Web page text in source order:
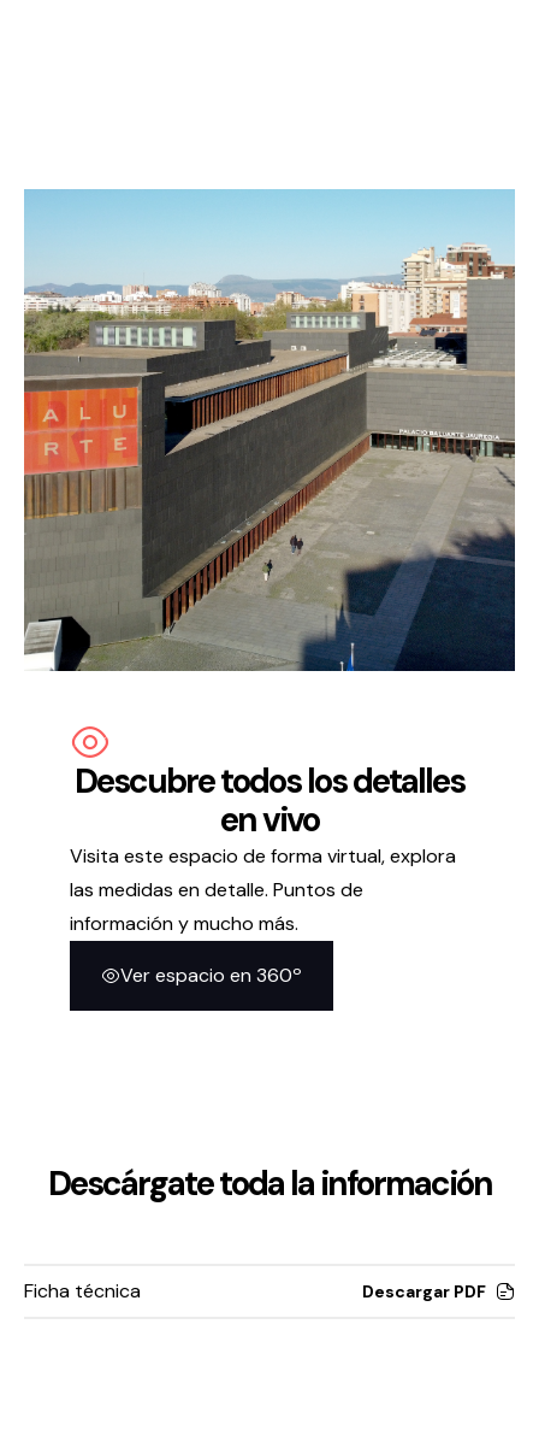
Actualidad
Proyecto Estratégico
Preguntas frecuentes
Política de privacidad y Aviso Legal Cookies
Accesibilidad
Descubre todos los detalles
en vivo
Visita este espacio de forma virtual, explora
las medidas en detalle. Puntos de
información y mucho más.
Ver espacio en 360º
Descárgate toda la información
Ficha técnica Descargar PDF